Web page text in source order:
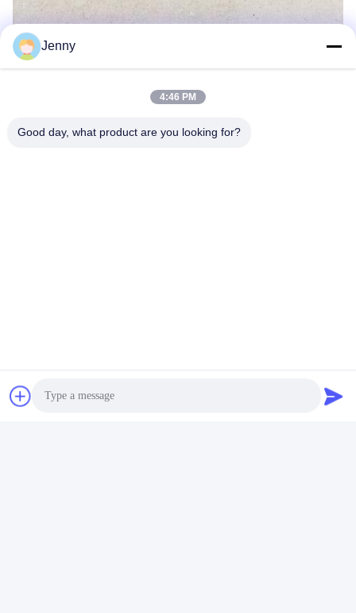
Jenny
4:46 PM
Good day, what product are you looking for?